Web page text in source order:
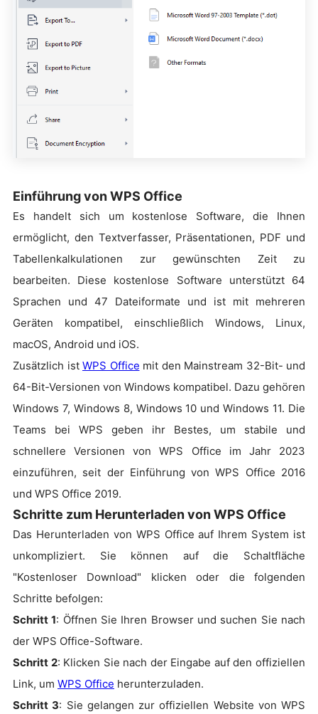
Einführung von WPS Office
Es handelt sich um kostenlose Software, die Ihnen
ermöglicht, den Textverfasser, Präsentationen, PDF und
Tabellenkalkulationen zur gewünschten Zeit zu
bearbeiten. Diese kostenlose Software unterstützt 64
Sprachen und 47 Dateiformate und ist mit mehreren
Geräten kompatibel, einschließlich Windows, Linux,
macOS, Android und iOS.
Zusätzlich ist WPS Office mit den Mainstream 32-Bit- und
64-Bit-Versionen von Windows kompatibel. Dazu gehören
Windows 7, Windows 8, Windows 10 und Windows 11. Die
Teams bei WPS geben ihr Bestes, um stabile und
schnellere Versionen von WPS Office im Jahr 2023
einzuführen, seit der Einführung von WPS Office 2016
und WPS Office 2019.
Schritte zum Herunterladen von WPS Office
Das Herunterladen von WPS Office auf Ihrem System ist
unkompliziert. Sie können auf die Schaltfläche
"Kostenloser Download" klicken oder die folgenden
Schritte befolgen:
Schritt 1: Öffnen Sie Ihren Browser und suchen Sie nach
der WPS Office-Software.
Schritt 2: Klicken Sie nach der Eingabe auf den offiziellen
Link, um WPS Office herunterzuladen.
Schritt 3: Sie gelangen zur offiziellen Website von WPS